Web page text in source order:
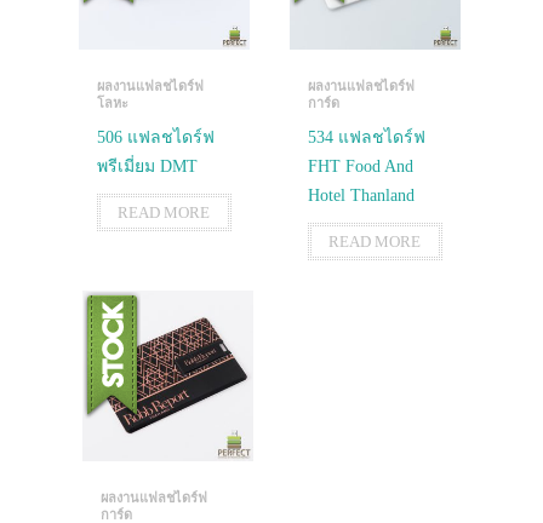
ผลงานแฟลชไดร์ฟ
โลหะ
506 แฟลชไดร์ฟ
พรีเมี่ยม DMT
READ MORE
ผลงานแฟลชไดร์ฟ
การ์ด
534 แฟลชไดร์ฟ
FHT Food And
Hotel Thanland
READ MORE
ผลงานแฟลชไดร์ฟ
การ์ด